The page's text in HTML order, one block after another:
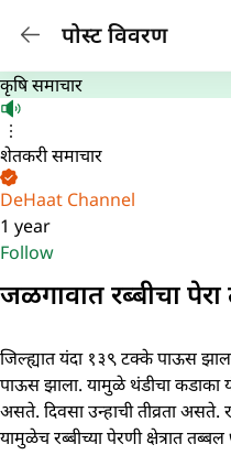
पोस्ट विवरण
कृषि समाचार
शेतकरी समाचार
DeHaat Channel
1 year
Follow
जळगावात रब्बीचा
जिल्ह्यात यंदा १३९ टक्के पाऊस
पाऊस झाला. यामुळे थंडीचा कडाका
असते. दिवसा उन्हाची तीव्रता
यामुळेच रब्बीच्या पेरणी क्षेत्रात